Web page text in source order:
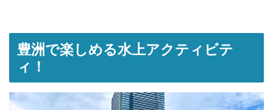
豊洲で楽しめる水上アクティビテ
ィ！